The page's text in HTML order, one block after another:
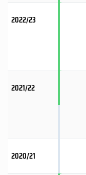
2022/23
2021/22
2020/21